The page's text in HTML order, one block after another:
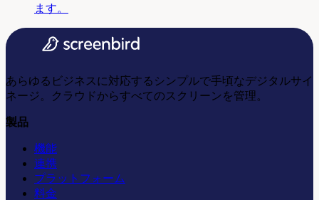
ます。
あらゆるビジネスに対応するシンプルで手頃なデジタルサイ
ネージ。クラウドからすべてのスクリーンを管理。
製品
機能
連携
プラットフォーム
料金